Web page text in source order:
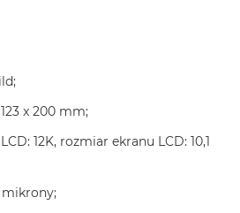
x 200 mm;
12K, rozmiar ekranu LCD: 10,1
mikrony;